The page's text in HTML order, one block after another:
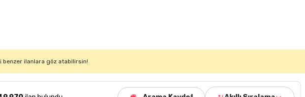
benzer ilanlara göz atabilirsin!